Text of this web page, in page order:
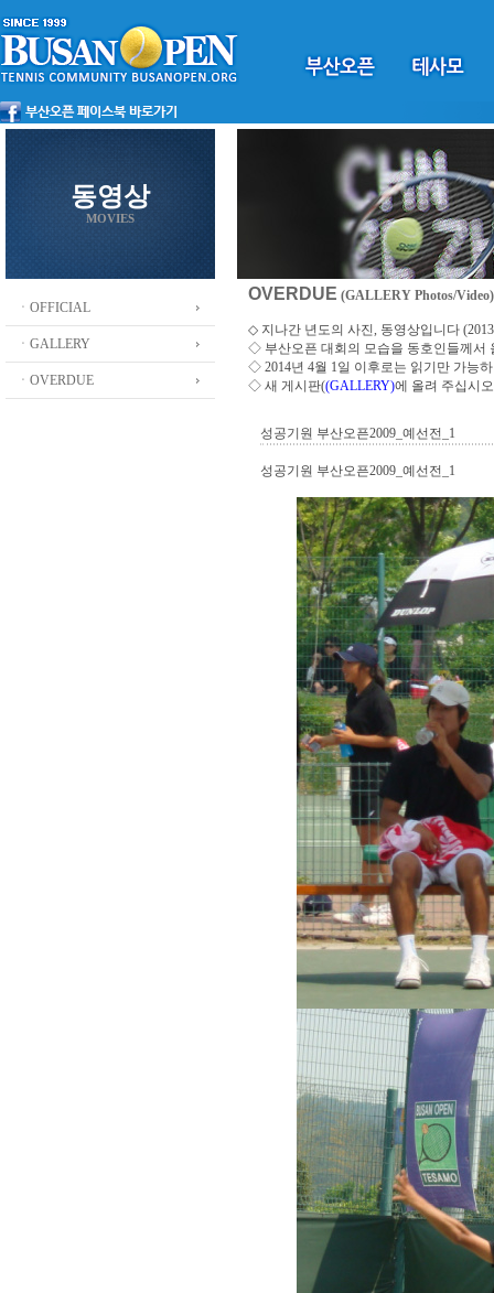
동영상
MOVIES
ㆍOFFICIAL
ㆍGALLERY
ㆍOVERDUE
OVERDUE (GALLERY Photos/Video)
◇ 지나간 년도의 사진, 동영상입니다
◇ 부산오픈 대회의 모습을 동호인들께서
◇ 2014년 4월 1일 이후로는 읽기만 가능
◇ 새 게시판((GALLERY)에 올려 주십시오
성공기원 부산오픈2009_예선전_1
성공기원 부산오픈2009_예선전_1